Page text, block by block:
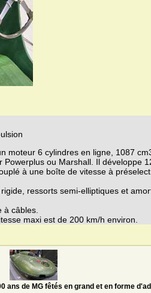
moteur 6 cylindres en ligne, 1087
Powerplus ou Marshall. Il développe
à une boîte de vitesse à
ressorts semi-elliptiques et
à câbles.
maxi est de 200 km/h environ.
ans de MG fêtés en grand et en forme